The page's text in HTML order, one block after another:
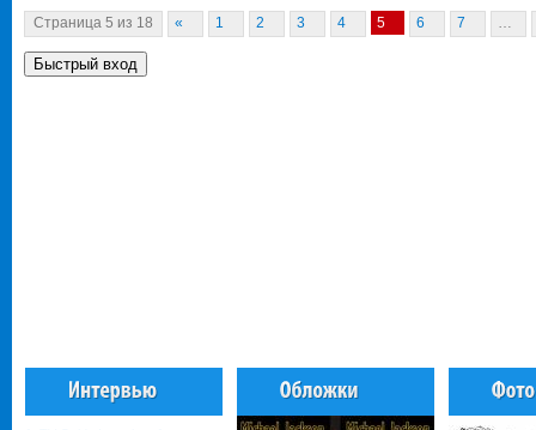
Страница 5 из 18 « 1 2 3 4 5 6 7 …